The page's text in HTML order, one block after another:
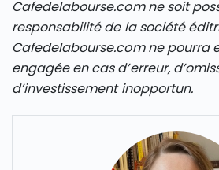
Cafedelabourse.com ne soit
responsabilité de la société
Cafedelabourse.com ne pourra
engagée en cas d’erreur,
d’investissement inopportun.